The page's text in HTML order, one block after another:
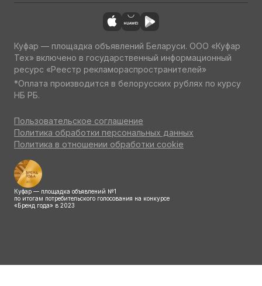
Куфар — площадка объявлений Беларуси. ООО «Куфар
Тех» включено в государственный информационный
ресурс «Реестр рекламораспространителей»
*Оплата производится в белорусских рублях по курсу
НБ РБ.
Пользовательское соглашение
Политика обработки персональных данных
Политика в отношении обработки cookie
Куфар — площадка объявлений №1
по итогам потребительского голосования на конкурсе
«Бренд года» в 2023